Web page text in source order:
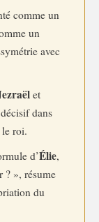
comme un
un
avec
et
dans
roi.
d’Élie,
? », résume
du